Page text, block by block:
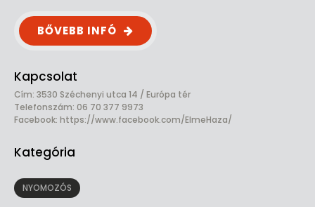
BŐVEBB INFÓ
Kapcsolat
Cím: 3530 Széchenyi utca 14 / Európa tér
Telefonszám: 06 70 377 9973
Facebook: https://www.facebook.com/ElmeHaza/
Kategória
NYOMOZÓS